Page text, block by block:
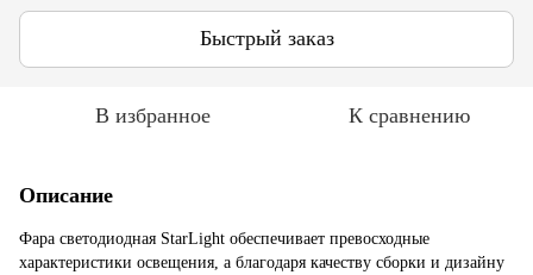
Быстрый заказ
В избранное К сравнению
Описание
Фара светодиодная StarLight обеспечивает превосходные
характеристики освещения, а благодаря качеству сборки и дизайну